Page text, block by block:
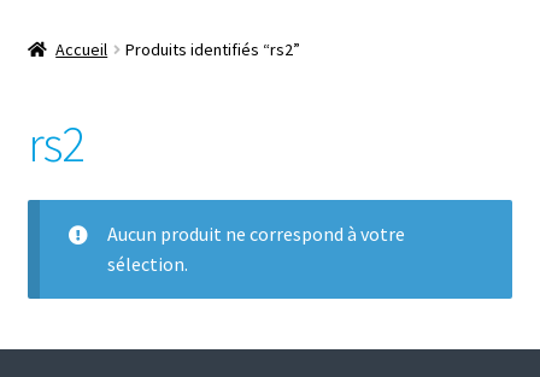
Facebook
Accueil Produits identifiés “rs2”
rs2
Aucun produit ne correspond à votre
sélection.